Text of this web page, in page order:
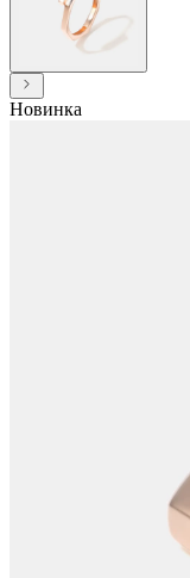
Новинка